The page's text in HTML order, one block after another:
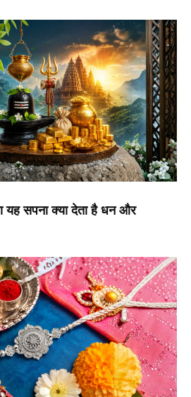
यह सपना क्या देता है धन और